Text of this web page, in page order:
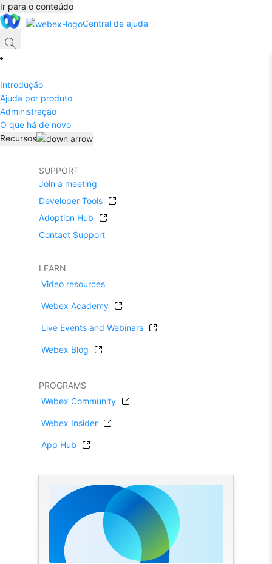
Ir para o conteúdo
Central de ajuda
Introdução
Ajuda por produto
Administração
O que há de novo
Recursos
SUPPORT
Join a meeting
Developer Tools
Adoption Hub
Contact Support
LEARN
Video resources
Webex Academy
Live Events and Webinars
Webex Blog
PROGRAMS
Webex Community
Webex Insider
App Hub